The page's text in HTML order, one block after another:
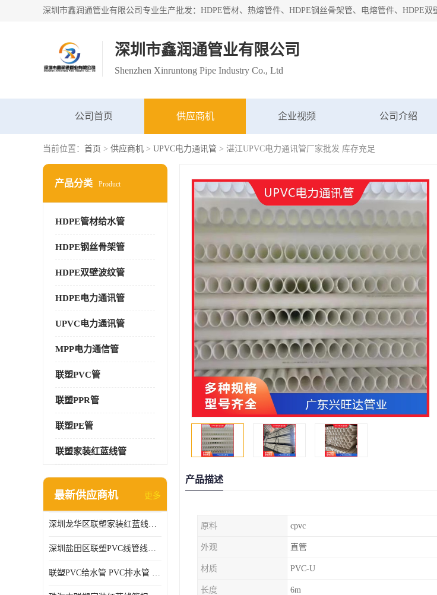
深圳市鑫润通管业有限公司
Shenzhen Xinruntong Pipe Industry Co., Ltd
公司首页 供应商机 企业视频 公司介绍
当前位置： 首页 > 供应商机 > UPVC电力通讯管 > 湛江UPVC电力通讯管厂家批发 库存充足
产品分类 Product
HDPE管材给水管
HDPE钢丝骨架管
HDPE双壁波纹管
HDPE电力通讯管
UPVC电力通讯管
MPP电力通信管
联塑PVC管
联塑PPR管
联塑PE管
联塑家装红蓝线管
最新供应商机 更多
深圳龙华区联塑家装红蓝线管报价单
深圳盐田区联塑PVC线管线槽厂商 可零售批发
联塑PVC给水管 PVC排水管 PVC线管线槽
产品描述
原料 cpvc
外观 直管
材质 PVC-U
长度 6m